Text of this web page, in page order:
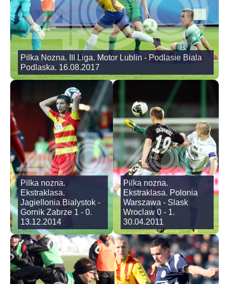
Pilka Nozna. III Liga. Motor Lublin - Podlasie Biala
Podlaska. 16.08.2017
Pilka nozna.
Ekstraklasa.
Jagiellonia Bialystok -
Gornik Zabrze 1 - 0.
13.12.2014
Pilka nozna.
Ekstraklasa. Polonia
Warszawa - Slask
Wroclaw 0 - 1.
30.04.2011